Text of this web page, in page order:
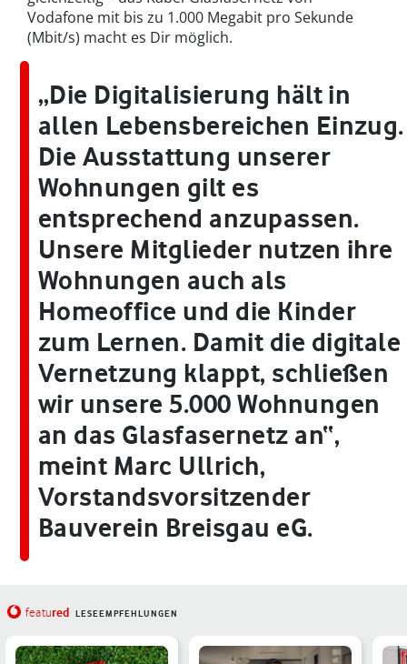
Vodafone mit bis zu 1.000 Megabit pro Sekunde
(Mbit/s) macht es Dir möglich.
„Die Digitalisierung hält in
allen Lebensbereichen Einzug.
Die Ausstattung unserer
Wohnungen gilt es
entsprechend anzupassen.
Unsere Mitglieder nutzen ihre
Wohnungen auch als
Homeoffice und die Kinder
zum Lernen. Damit die digitale
Vernetzung klappt, schließen
wir unsere 5.000 Wohnungen
an das Glasfasernetz an“,
meint Marc Ullrich,
Vorstandsvorsitzender
Bauverein Breisgau eG.
featured LESEEMPFEHLUNGEN